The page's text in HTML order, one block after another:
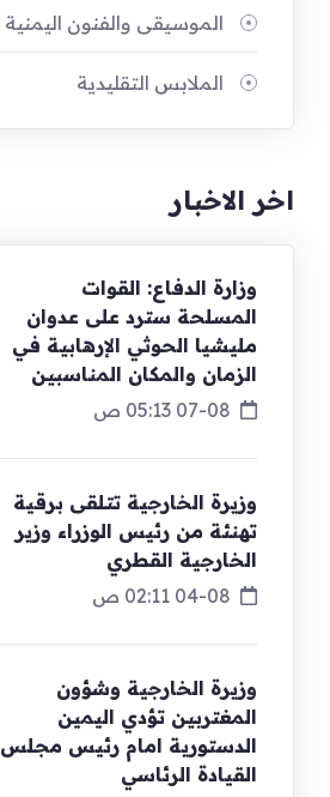
الموسيقى والفنون اليمنية
الملابس التقليدية
اخر الاخبار
وزارة الدفاع: القوات
المسلحة سترد على عدوان
مليشيا الحوثي الإرهابية في
الزمان والمكان المناسبين
07-08 05:13 ص
وزيرة الخارجية تتلقى برقية
تهنئة من رئيس الوزراء وزير
الخارجية القطري
04-08 02:11 ص
وزيرة الخارجية وشؤون
المغتربين تؤدي اليمين
الدستورية امام رئيس مجلس
القيادة الرئاسي